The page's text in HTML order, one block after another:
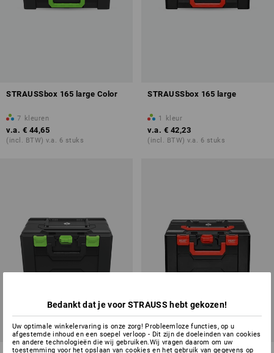
STRAUSSbox 165 large Color
7 kleuren
v.a. € 44,65
(incl. BTW) v.a. 6 stuks
STRAUSSbox 165 large
1 kleur
v.a. € 42,23
(incl. BTW) v.a. 6 stuks
Bedankt dat je voor STRAUSS hebt gekozen!
Uw optimale winkelervaring is onze zorg! Probleemloze functies, op u
afgestemde inhoud en een soepel verloop - Dit zijn de doeleinden van cookies
en andere technologieën die wij gebruiken.Wij vragen daarom om uw
toestemming voor het opslaan van cookies en het gebruik van gegevens op